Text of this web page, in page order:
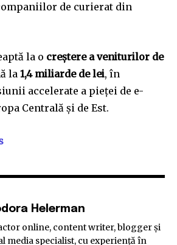
de curierat din
la o creștere a veniturilor de
la1,4 miliarde de lei, în
accelerate a pieței de e-
Centrală și de Est.
Helerman
online, content writer, blogger și
media specialist, cu experiență în